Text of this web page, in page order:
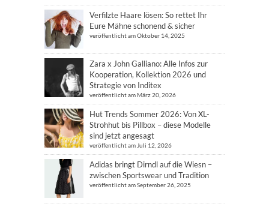
Verfilzte Haare lösen: So rettet Ihr
Eure Mähne schonend & sicher
veröffentlicht am Oktober 14, 2025
Zara x John Galliano: Alle Infos zur
Kooperation, Kollektion 2026 und
Strategie von Inditex
veröffentlicht am März 20, 2026
Hut Trends Sommer 2026: Von XL-
Strohhut bis Pillbox – diese Modelle
sind jetzt angesagt
veröffentlicht am Juli 12, 2026
Adidas bringt Dirndl auf die Wiesn –
zwischen Sportswear und Tradition
veröffentlicht am September 26, 2025